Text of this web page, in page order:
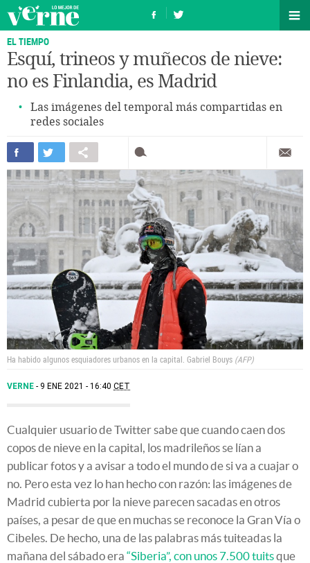
EL TIEMPO
Esquí, trineos y muñecos de nieve:
no es Finlandia, es Madrid
Las imágenes del temporal más compartidas en
redes sociales
Ha habido algunos esquiadores urbanos en la capital. Gabriel Bouys AFP
VERNE 9 ENE 2021 - 16:40 CET
Cualquier usuario de Twitter sabe que cuando caen dos
copos de nieve en la capital, los madrileños se lían a
publicar fotos y a avisar a todo el mundo de si va a cuajar o
no. Pero esta vez lo han hecho con razón: las imágenes de
Madrid cubierta por la nieve parecen sacadas en otros
países, a pesar de que en muchas se reconoce la Gran Vía o
Cibeles. De hecho, una de las palabras más tuiteadas la
mañana del sábado era “Siberia”, con unos 7.500 tuitsque